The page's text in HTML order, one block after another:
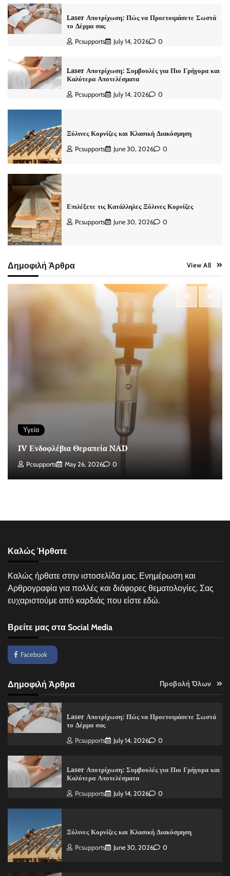
Laser Αποτρίχωση: Πώς να Προετοιμάσετε Σωστά
το Δέρμα σας
Pcsupports July 14, 2026 0
Laser Αποτρίχωση: Συμβουλές για Πιο Γρήγορα και
Καλύτερα Αποτελέσματα
Pcsupports July 14, 2026 0
Ξύλινες Κορνίζες και Κλασική Διακόσμηση
Pcsupports June 30, 2026 0
Επιλέξετε τις Κατάλληλες Ξύλινες Κορνίζες
Pcsupports June 30, 2026 0
Δημοφιλή Άρθρα View All
Υγεία
IV Ενδοφλέβια Θεραπεία NAD
Pcsupports May 26, 2026 0
Καλώς Ήρθατε
Καλώς ήρθατε στην ιστοσελίδα μας. Ενημέρωση και
Αρθρογραφία για πολλές και διάφορες θεματολογίες. Σας
ευχαριστούμε από καρδιάς που είστε εδώ.
Βρείτε μας στα Social Media
Facebook
Δημοφιλή Άρθρα Προβολή Όλων
Laser Αποτρίχωση: Πώς να Προετοιμάσετε Σωστά
το Δέρμα σας
Pcsupports July 14, 2026 0
Laser Αποτρίχωση: Συμβουλές για Πιο Γρήγορα και
Καλύτερα Αποτελέσματα
Pcsupports July 14, 2026 0
Ξύλινες Κορνίζες και Κλασική Διακόσμηση
Pcsupports June 30, 2026 0